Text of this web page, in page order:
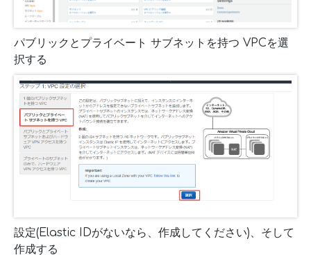
パブリックとプライベート サブネットを持つ VPCを選
択する
設定(Elastic IDがないなら、作成してください)、そして
作成する